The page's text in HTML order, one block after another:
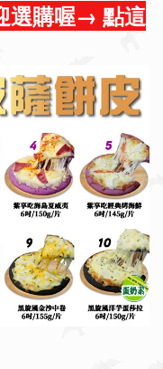
選購喔→ 點這